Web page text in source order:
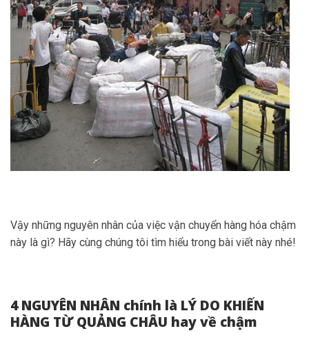
Vậy những nguyên nhân của việc vận chuyển hàng hóa chậm
này là gì? Hãy cùng chúng tôi tìm hiểu trong bài viết này nhé!
4 NGUYÊN NHÂN chính là LÝ DO KHIẾN
HÀNG TỪ QUẢNG CHÂU hay về chậm